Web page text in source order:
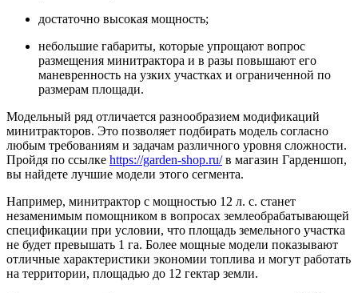
достаточно высокая мощность;
небольшие габариты, которые упрощают вопрос
размещения минитрактора и в разы повышают его
маневренность на узких участках и ограниченной по
размерам площади.
Модельный ряд отличается разнообразием модификаций
минитракторов. Это позволяет подбирать модель согласно
любым требованиям и задачам различного уровня сложности.
Пройдя по ссылке https://garden-shop.ru/в магазин Гарденшоп,
вы найдете лучшие модели этого сегмента.
Например, минитрактор с мощностью 12 л. с. станет
незаменимым помощником в вопросах землеобрабатывающей
спецификации при условии, что площадь земельного участка
не будет превышать 1 га. Более мощные модели показывают
отличные характеристики экономии топлива и могут работать
на территории, площадью до 12 гектар земли.